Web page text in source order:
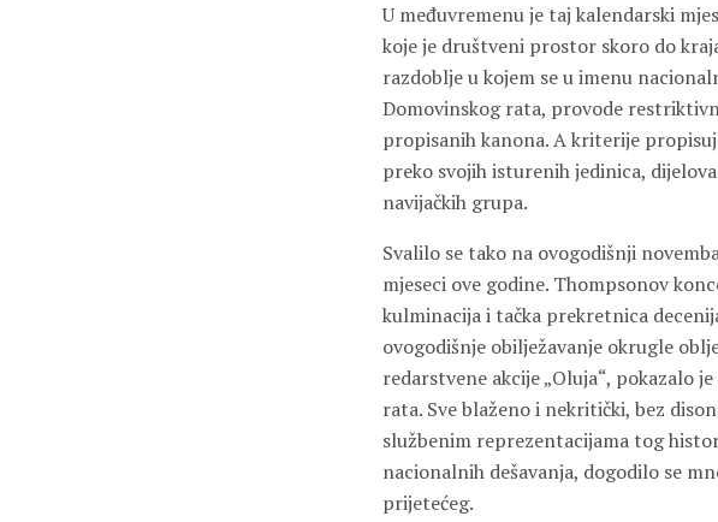
U međuvremenu je taj kalendarski
koje je društveni prostor skoro do
razdoblje u kojem se u imenu
Domovinskog rata, provode
propisanih kanona. A kriterije
preko svojih isturenih jedinica,
navijačkih grupa.
Svalilo se tako na ovogodišnji
mjeseci ove godine. Thompsonov
kulminacija i tačka prekretnica
ovogodišnje obilježavanje okrugle
redarstvene akcije „Oluja“, pokazalo
rata. Sve blaženo i nekritički, bez
službenim reprezentacijama tog
nacionalnih dešavanja, dogodilo se
prijetećeg.